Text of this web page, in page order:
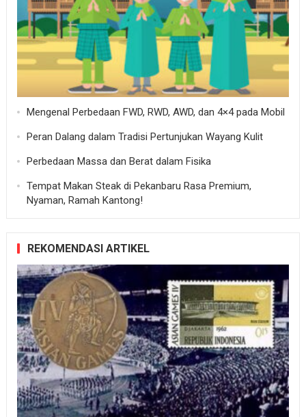
Mengenal Perbedaan FWD, RWD, AWD, dan 4×4 pada Mobil
Peran Dalang dalam Tradisi Pertunjukan Wayang Kulit
Perbedaan Massa dan Berat dalam Fisika
Tempat Makan Steak di Pekanbaru Rasa Premium,
Nyaman, Ramah Kantong!
REKOMENDASI ARTIKEL